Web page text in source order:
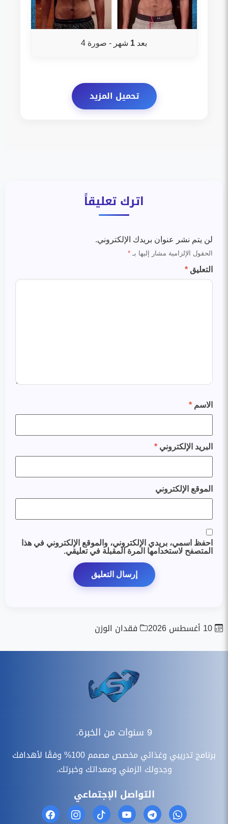
بعد 1 شهر - صورة 4
تحميل المزيد
اترك تعليقاً
لن يتم نشر عنوان بريدك الإلكتروني.
الحقول الإلزامية مشار إليها بـ *
التعليق *
الاسم *
البريد الإلكتروني *
الموقع الإلكتروني
احفظ اسمي، بريدي الإلكتروني، والموقع الإلكتروني في هذا
المتصفح لاستخدامها المرة المقبلة في تعليقي.
فقدان الوزن
9 سنوات من الخبرة.
برنامج تدريبي وغذائي مخصص مصمم 100% وفقًا لأهدافك
وجدولك الزمني ومعداتك وخبرتك.
التواصل الإجتماعي